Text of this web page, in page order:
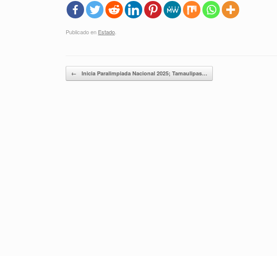
Publicado en Estado
Navegador de artículos
← Inicia Paralimpiada Nacional 2025; Tamaulipas…